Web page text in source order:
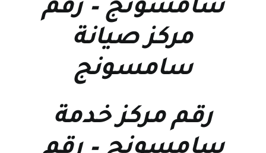
سامسونج –رقم
مركز صيانة
سامسونج
رقم مركز خدمة